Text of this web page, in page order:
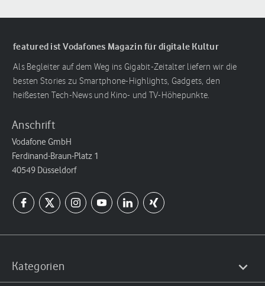
featured ist Vodafones Magazin für digitale Kultur
Als Begleiter auf dem Weg ins Gigabit-Zeitalter liefern wir die
besten Stories zu Smartphone-Highlights, Gadgets, den
heißesten Tech-News und Kino- und TV-Höhepunkte.
Anschrift
Vodafone GmbH
Ferdinand-Braun-Platz 1
40549 Düsseldorf
Kategorien